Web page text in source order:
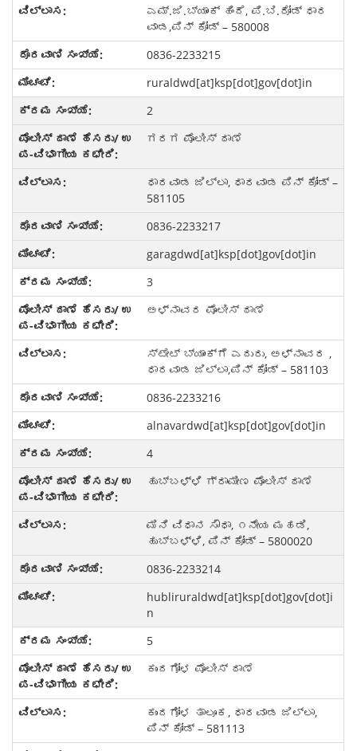
ಎಮ್.ಜಿ.ಬ್ಯಾಂಕ್ ಹಿಂದೆ, ಪಿ.ಬಿ.ರೋಡ್ ಧಾರ
ವಾಡ,ಪಿನ್ ಕೋಡ್ – 580008
0836-2233215
ruraldwd[at]ksp[dot]gov[dot]in
2
ಗರಗ ಪೊಲೀಸ್ ಠಾಣೆ
ಧಾರವಾಡ ಜಿಲ್ಲಾ, ಧಾರವಾಡ ಪಿನ್ ಕೋಡ್ –
581105
0836-2233217
garagdwd[at]ksp[dot]gov[dot]in
3
ಅಳ್ನಾವರ ಪೊಲೀಸ್ ಠಾಣೆ
ಸ್ಟೇಟ್ ಬ್ಯಾಂಕ್ಗೆ ಎದುರು, ಅಳ್ನಾವರ ,
ಧಾರವಾಡ ಜಿಲ್ಲಾ,ಪಿನ್ ಕೋಡ್ – 581103
0836-2233216
alnavardwd[at]ksp[dot]gov[dot]in
4
ಹುಬ್ಬಳ್ಳಿ ಗ್ರಾಮೀಣ ಪೊಲೀಸ್ ಠಾಣೆ
ಮಿನಿ ವಿಧಾನ ಸೌಧಾ, ೧ನೇಯ ಮಹಡಿ,
ಹುಬ್ಬಳ್ಳಿ, ಪಿನ್ ಕೋಡ್ – 5800020
0836-2233214
hubliruraldwd[at]ksp[dot]gov[dot]i
n
5
ಕುಂದಗೋಳ ಪೊಲೀಸ್ ಠಾಣೆ
ಕುಂದಗೋಳ ತಾಲೂಕ, ಧಾರವಾಡ ಜಿಲ್ಲಾ,
ಪಿನ್ ಕೋಡ್ – 581113